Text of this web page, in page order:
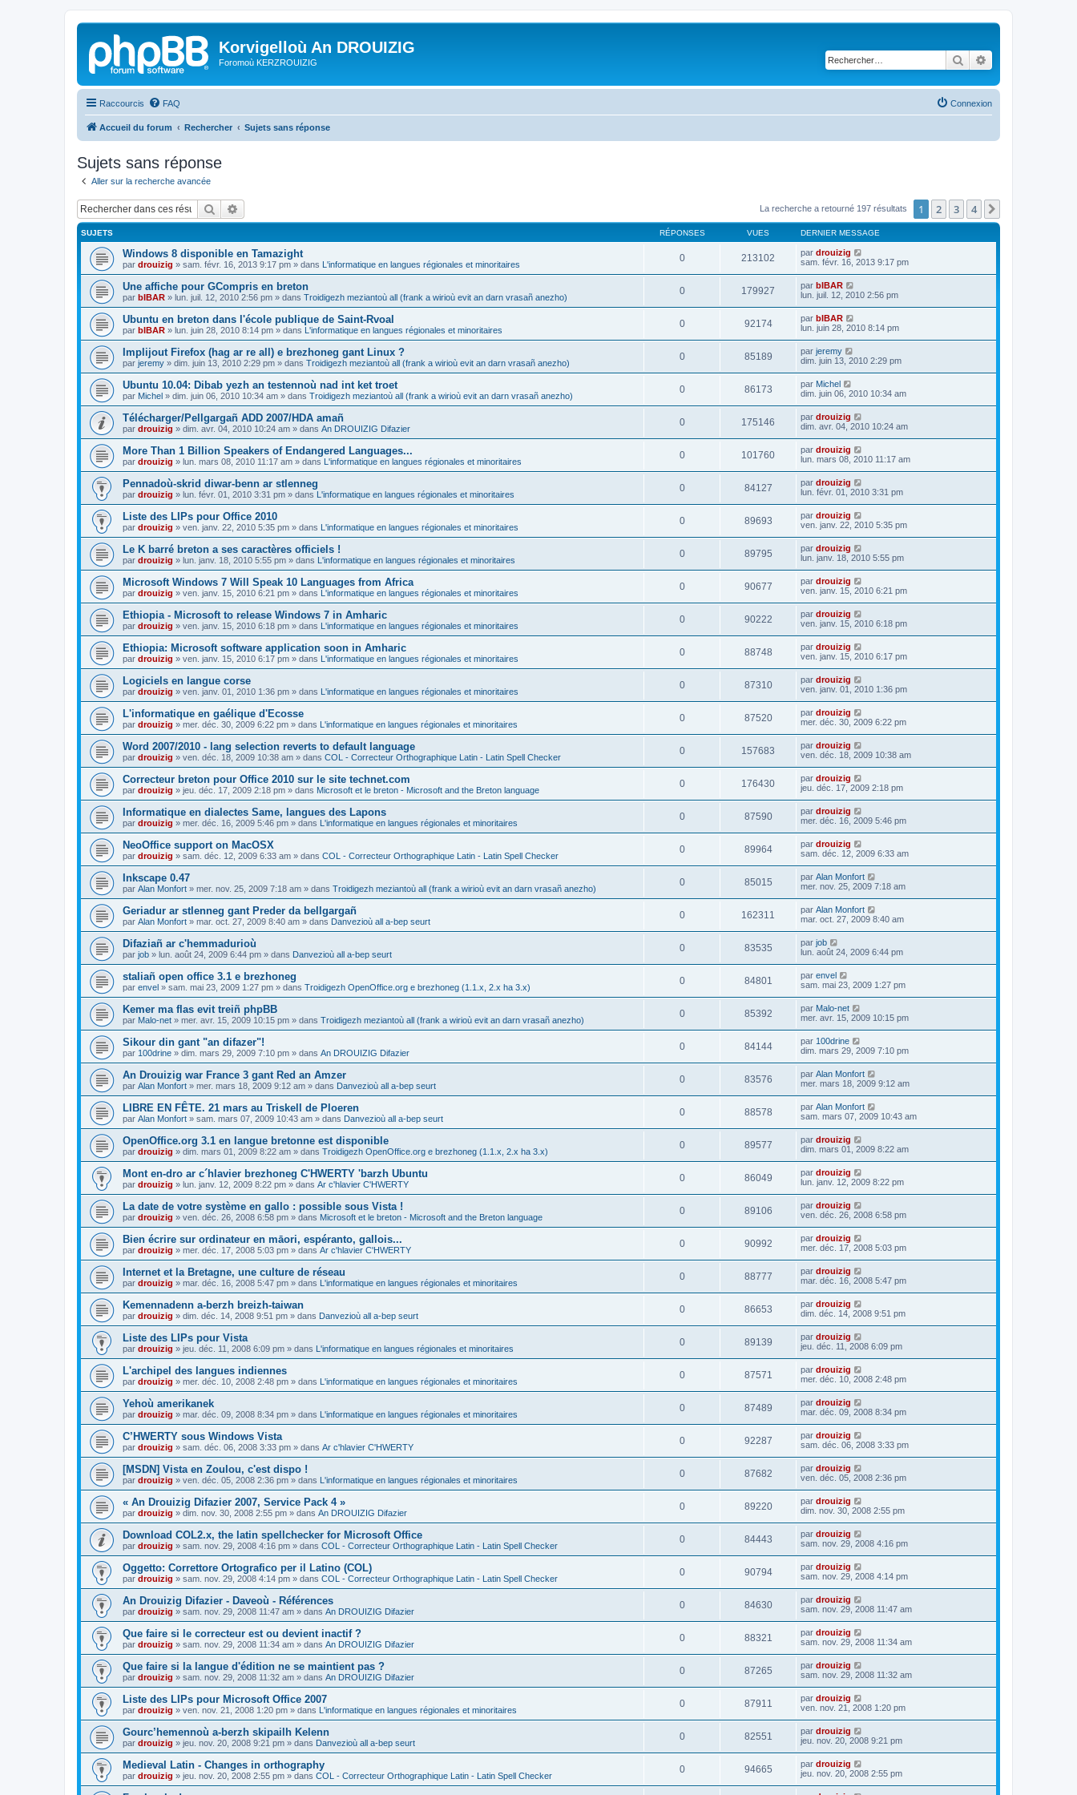
Korvigelloù An DROUIZIG
Foromoù KERZROUIZIG Rechercher
Raccourcis FAQ Connexion
Accueil du forum Rechercher Sujets sans réponse
Sujets sans réponse
Aller sur la recherche avancée
Rechercher La recherche a retourné 197 résultats 1 2 3 4
SUJETS RÉPONSES VUES DERNIER MESSAGE
Windows 8 disponible en Tamazight
par drouizig » sam. févr. 16, 2013 9:17 pm » dans L'informatique en langues régionales et minoritaires
0 213102 par drouizig
sam. févr. 16, 2013 9:17 pm
Une affiche pour GCompris en breton
par bIBAR » lun. juil. 12, 2010 2:56 pm » dans Troidigezh meziantoù all (frank a wirioù evit an darn vrasañ anezho)
0 179927 par bIBAR
lun. juil. 12, 2010 2:56 pm
Ubuntu en breton dans l'école publique de Saint-Rvoal
par bIBAR » lun. juin 28, 2010 8:14 pm » dans L'informatique en langues régionales et minoritaires
0 92174 par bIBAR
lun. juin 28, 2010 8:14 pm
Implijout Firefox (hag ar re all) e brezhoneg gant Linux ?
par jeremy » dim. juin 13, 2010 2:29 pm » dans Troidigezh meziantoù all (frank a wirioù evit an darn vrasañ anezho)
0 85189 par jeremy
dim. juin 13, 2010 2:29 pm
Ubuntu 10.04: Dibab yezh an testennoù nad int ket troet
par Michel » dim. juin 06, 2010 10:34 am » dans Troidigezh meziantoù all (frank a wirioù evit an darn vrasañ anezho)
0 86173 par Michel
dim. juin 06, 2010 10:34 am
Télécharger/Pellgargañ ADD 2007/HDA amañ
par drouizig » dim. avr. 04, 2010 10:24 am » dans An DROUIZIG Difazier
0 175146 par drouizig
dim. avr. 04, 2010 10:24 am
More Than 1 Billion Speakers of Endangered Languages...
par drouizig » lun. mars 08, 2010 11:17 am » dans L'informatique en langues régionales et minoritaires
0 101760 par drouizig
lun. mars 08, 2010 11:17 am
Pennadoù-skrid diwar-benn ar stlenneg
par drouizig » lun. févr. 01, 2010 3:31 pm » dans L'informatique en langues régionales et minoritaires
0 84127 par drouizig
lun. févr. 01, 2010 3:31 pm
Liste des LIPs pour Office 2010
par drouizig » ven. janv. 22, 2010 5:35 pm » dans L'informatique en langues régionales et minoritaires
0 89693 par drouizig
ven. janv. 22, 2010 5:35 pm
Le K barré breton a ses caractères officiels !
par drouizig » lun. janv. 18, 2010 5:55 pm » dans L'informatique en langues régionales et minoritaires
0 89795 par drouizig
lun. janv. 18, 2010 5:55 pm
Microsoft Windows 7 Will Speak 10 Languages from Africa
par drouizig » ven. janv. 15, 2010 6:21 pm » dans L'informatique en langues régionales et minoritaires
0 90677 par drouizig
ven. janv. 15, 2010 6:21 pm
Ethiopia - Microsoft to release Windows 7 in Amharic
par drouizig » ven. janv. 15, 2010 6:18 pm » dans L'informatique en langues régionales et minoritaires
0 90222 par drouizig
ven. janv. 15, 2010 6:18 pm
Ethiopia: Microsoft software application soon in Amharic
par drouizig » ven. janv. 15, 2010 6:17 pm » dans L'informatique en langues régionales et minoritaires
0 88748 par drouizig
ven. janv. 15, 2010 6:17 pm
Logiciels en langue corse
par drouizig » ven. janv. 01, 2010 1:36 pm » dans L'informatique en langues régionales et minoritaires
0 87310 par drouizig
ven. janv. 01, 2010 1:36 pm
L'informatique en gaélique d'Ecosse
par drouizig » mer. déc. 30, 2009 6:22 pm » dans L'informatique en langues régionales et minoritaires
0 87520 par drouizig
mer. déc. 30, 2009 6:22 pm
Word 2007/2010 - lang selection reverts to default language
par drouizig » ven. déc. 18, 2009 10:38 am » dans COL - Correcteur Orthographique Latin - Latin Spell Checker
0 157683 par drouizig
ven. déc. 18, 2009 10:38 am
Correcteur breton pour Office 2010 sur le site technet.com
par drouizig » jeu. déc. 17, 2009 2:18 pm » dans Microsoft et le breton - Microsoft and the Breton language
0 176430 par drouizig
jeu. déc. 17, 2009 2:18 pm
Informatique en dialectes Same, langues des Lapons
par drouizig » mer. déc. 16, 2009 5:46 pm » dans L'informatique en langues régionales et minoritaires
0 87590 par drouizig
mer. déc. 16, 2009 5:46 pm
NeoOffice support on MacOSX
par drouizig » sam. déc. 12, 2009 6:33 am » dans COL - Correcteur Orthographique Latin - Latin Spell Checker
0 89964 par drouizig
sam. déc. 12, 2009 6:33 am
Inkscape 0.47
par Alan Monfort » mer. nov. 25, 2009 7:18 am » dans Troidigezh meziantoù all (frank a wirioù evit an darn vrasañ anezho)
0 85015 par Alan Monfort
mer. nov. 25, 2009 7:18 am
Geriadur ar stlenneg gant Preder da bellgargañ
par Alan Monfort » mar. oct. 27, 2009 8:40 am » dans Danvezioù all a-bep seurt
0 162311 par Alan Monfort
mar. oct. 27, 2009 8:40 am
Difaziañ ar c'hemmadurioù
par job » lun. août 24, 2009 6:44 pm » dans Danvezioù all a-bep seurt
0 83535 par job
lun. août 24, 2009 6:44 pm
staliañ open office 3.1 e brezhoneg
par envel » sam. mai 23, 2009 1:27 pm » dans Troidigezh OpenOffice.org e brezhoneg (1.1.x, 2.x ha 3.x)
0 84801 par envel
sam. mai 23, 2009 1:27 pm
Kemer ma flas evit treiñ phpBB
par Malo-net » mer. avr. 15, 2009 10:15 pm » dans Troidigezh meziantoù all (frank a wirioù evit an darn vrasañ anezho)
0 85392 par Malo-net
mer. avr. 15, 2009 10:15 pm
Sikour din gant "an difazer"!
par 100drine » dim. mars 29, 2009 7:10 pm » dans An DROUIZIG Difazier
0 84144 par 100drine
dim. mars 29, 2009 7:10 pm
An Drouizig war France 3 gant Red an Amzer
par Alan Monfort » mer. mars 18, 2009 9:12 am » dans Danvezioù all a-bep seurt
0 83576 par Alan Monfort
mer. mars 18, 2009 9:12 am
LIBRE EN FÊTE. 21 mars au Triskell de Ploeren
par Alan Monfort » sam. mars 07, 2009 10:43 am » dans Danvezioù all a-bep seurt
0 88578 par Alan Monfort
sam. mars 07, 2009 10:43 am
OpenOffice.org 3.1 en langue bretonne est disponible
par drouizig » dim. mars 01, 2009 8:22 am » dans Troidigezh OpenOffice.org e brezhoneg (1.1.x, 2.x ha 3.x)
0 89577 par drouizig
dim. mars 01, 2009 8:22 am
Mont en-dro ar c´hlavier brezhoneg C'HWERTY 'barzh Ubuntu
par drouizig » lun. janv. 12, 2009 8:22 pm » dans Ar c'hlavier C'HWERTY
0 86049 par drouizig
lun. janv. 12, 2009 8:22 pm
La date de votre système en gallo : possible sous Vista !
par drouizig » ven. déc. 26, 2008 6:58 pm » dans Microsoft et le breton - Microsoft and the Breton language
0 89106 par drouizig
ven. déc. 26, 2008 6:58 pm
Bien écrire sur ordinateur en māori, espéranto, gallois...
par drouizig » mer. déc. 17, 2008 5:03 pm » dans Ar c'hlavier C'HWERTY
0 90992 par drouizig
mer. déc. 17, 2008 5:03 pm
Internet et la Bretagne, une culture de réseau
par drouizig » mar. déc. 16, 2008 5:47 pm » dans L'informatique en langues régionales et minoritaires
0 88777 par drouizig
mar. déc. 16, 2008 5:47 pm
Kemennadenn a-berzh breizh-taiwan
par drouizig » dim. déc. 14, 2008 9:51 pm » dans Danvezioù all a-bep seurt
0 86653 par drouizig
dim. déc. 14, 2008 9:51 pm
Liste des LIPs pour Vista
par drouizig » jeu. déc. 11, 2008 6:09 pm » dans L'informatique en langues régionales et minoritaires
0 89139 par drouizig
jeu. déc. 11, 2008 6:09 pm
L'archipel des langues indiennes
par drouizig » mer. déc. 10, 2008 2:48 pm » dans L'informatique en langues régionales et minoritaires
0 87571 par drouizig
mer. déc. 10, 2008 2:48 pm
Yehoù amerikanek
par drouizig » mar. déc. 09, 2008 8:34 pm » dans L'informatique en langues régionales et minoritaires
0 87489 par drouizig
mar. déc. 09, 2008 8:34 pm
C’HWERTY sous Windows Vista
par drouizig » sam. déc. 06, 2008 3:33 pm » dans Ar c'hlavier C'HWERTY
0 92287 par drouizig
sam. déc. 06, 2008 3:33 pm
[MSDN] Vista en Zoulou, c'est dispo !
par drouizig » ven. déc. 05, 2008 2:36 pm » dans L'informatique en langues régionales et minoritaires
0 87682 par drouizig
ven. déc. 05, 2008 2:36 pm
« An Drouizig Difazier 2007, Service Pack 4 »
par drouizig » dim. nov. 30, 2008 2:55 pm » dans An DROUIZIG Difazier
0 89220 par drouizig
dim. nov. 30, 2008 2:55 pm
Download COL2.x, the latin spellchecker for Microsoft Office
par drouizig » sam. nov. 29, 2008 4:16 pm » dans COL - Correcteur Orthographique Latin - Latin Spell Checker
0 84443 par drouizig
sam. nov. 29, 2008 4:16 pm
Oggetto: Correttore Ortografico per il Latino (COL)
par drouizig » sam. nov. 29, 2008 4:14 pm » dans COL - Correcteur Orthographique Latin - Latin Spell Checker
0 90794 par drouizig
sam. nov. 29, 2008 4:14 pm
An Drouizig Difazier - Daveoù - Références
par drouizig » sam. nov. 29, 2008 11:47 am » dans An DROUIZIG Difazier
0 84630 par drouizig
sam. nov. 29, 2008 11:47 am
Que faire si le correcteur est ou devient inactif ?
par drouizig » sam. nov. 29, 2008 11:34 am » dans An DROUIZIG Difazier
0 88321 par drouizig
sam. nov. 29, 2008 11:34 am
Que faire si la langue d'édition ne se maintient pas ?
par drouizig » sam. nov. 29, 2008 11:32 am » dans An DROUIZIG Difazier
0 87265 par drouizig
sam. nov. 29, 2008 11:32 am
Liste des LIPs pour Microsoft Office 2007
par drouizig » ven. nov. 21, 2008 1:20 pm » dans L'informatique en langues régionales et minoritaires
0 87911 par drouizig
ven. nov. 21, 2008 1:20 pm
Gourc’hemennoù a-berzh skipailh Kelenn
par drouizig » jeu. nov. 20, 2008 9:21 pm » dans Danvezioù all a-bep seurt
0 82551 par drouizig
jeu. nov. 20, 2008 9:21 pm
Medieval Latin - Changes in orthography
par drouizig » jeu. nov. 20, 2008 2:55 pm » dans COL - Correcteur Orthographique Latin - Latin Spell Checker
0 94665 par drouizig
jeu. nov. 20, 2008 2:55 pm